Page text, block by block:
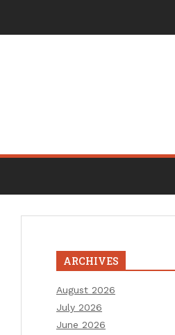
ARCHIVES
August 2026
July 2026
June 2026